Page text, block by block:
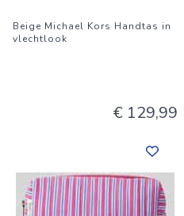
Beige Michael Kors Handtas in
vlechtlook
€ 129,99